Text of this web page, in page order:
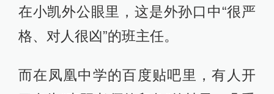
在小凯外公眼里，这是外孙口中“很严
格、对人很凶”的班主任。
而在凤凰中学的百度贴吧里，有人开